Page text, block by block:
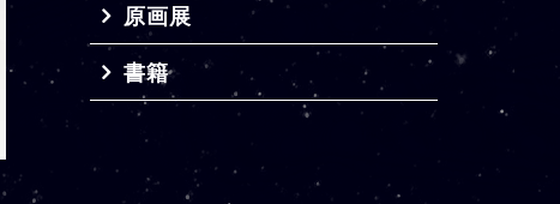
原画展
書籍